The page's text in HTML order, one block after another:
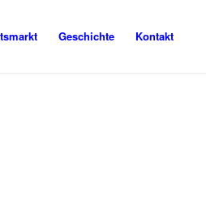
Geschichte Kontakt